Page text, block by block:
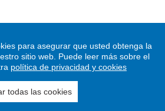
.
publicación de su obra, que estará
para asegurar que usted obtenga la
sitio web. Puede leer más sobre el
política de privacidad y cookies
todas las cookies